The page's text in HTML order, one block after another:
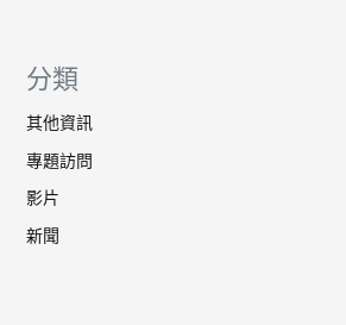
分類
其他資訊
專題訪問
影片
新聞